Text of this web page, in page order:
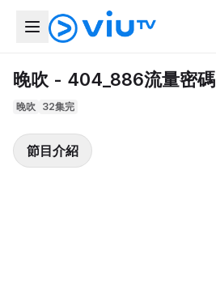
晚吹 - 404_886流量密碼
晚吹 32集完
節目介紹